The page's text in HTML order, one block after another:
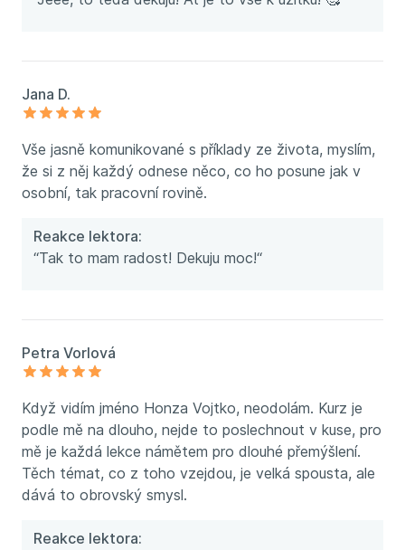
Jana D.
Vše jasně komunikované s příklady ze života, myslím,
že si z něj každý odnese něco, co ho posune jak v
osobní, tak pracovní rovině.
Reakce lektora:
“Tak to mam radost! Dekuju moc!“
Petra Vorlová
Když vidím jméno Honza Vojtko, neodolám. Kurz je
podle mě na dlouho, nejde to poslechnout v kuse, pro
mě je každá lekce námětem pro dlouhé přemýšlení.
Těch témat, co z toho vzejdou, je velká spousta, ale
dává to obrovský smysl.
Reakce lektora: